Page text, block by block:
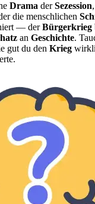
Drama derSezession
die menschlichen
— derBürgerkrieg
an Geschichte.
gut du den Krieg